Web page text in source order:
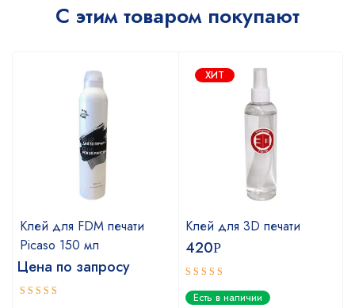
С этим товаром покупают
Клей для FDM печати
Picaso 150 мл
Цена по запросу
ХИТ
Клей для 3D печати
420Р
Оценка
из 5
Есть в наличии